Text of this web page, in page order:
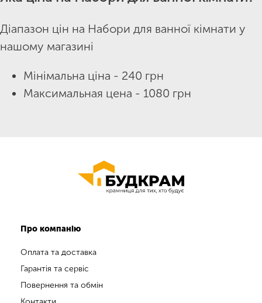
Діапазон цін на Набори для ванної кімнати у
нашому магазині
Мінімальна ціна - 240 грн
Максимальная цена - 1080 грн
Про компанію
Оплата та доставка
Гарантія та сервіс
Повернення та обмін